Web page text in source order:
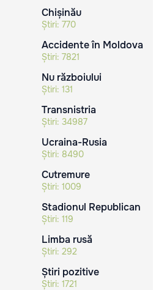
Chișinău
Știri: 770
Accidente în Moldova
Știri: 7821
Nu războiului
Știri: 131
Transnistria
Știri: 34987
Ucraina-Rusia
Știri: 8490
Cutremure
Știri: 1009
Stadionul Republican
Știri: 119
Limba rusă
Știri: 292
Știri pozitive
Știri: 1721